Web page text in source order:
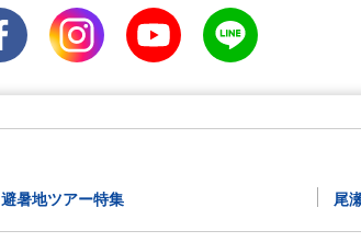
避暑地ツアー特集 尾